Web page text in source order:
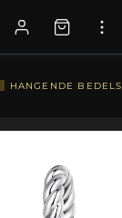
HANGENDE BEDELS